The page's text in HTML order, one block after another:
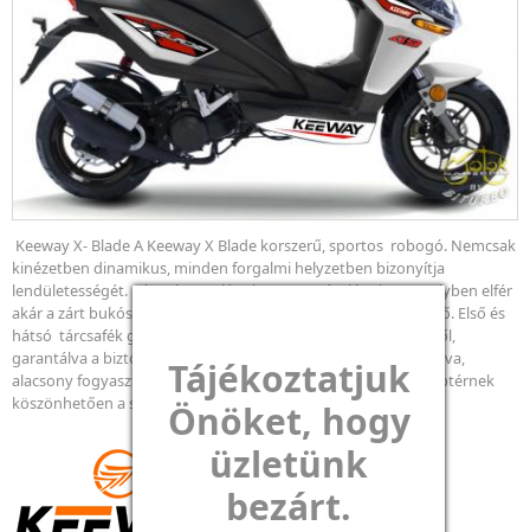
Tájékoztatjuk
Önöket, hogy
üzletünk
bezárt.
Keeway X- Blade A Keeway X Blade korszerű, sportos robogó. Nemcsak
kinézetben dinamikus, minden forgalmi helyzetben bizonyítja
lendületességét. Kényelmes ülés alatt nagy tároló rekesz, melyben elfér
akár a zárt bukósisak. LCD műszerek és digitális sebességmérő. Első és
hátsó tárcsafék gondoskodik a megállásról és kezelhetőségről,
garantálva a biztonságot. A mindennapi ingázásra optimalizálva,
alacsony fogyasztással, a gazdaságosság jegyében. A nagy lábtérnek
köszönhetően a szokottnál is kényelmesebb az üléspozíció.